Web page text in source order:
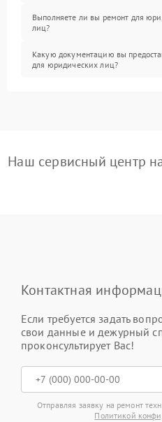
Выполняете ли вы ремонт для
лиц?
Какую документацию вы
для юридических лиц?
Наш сервисный центр
Контактная
Если требуется задать
свои данные и дежурный
проконсультирует Вас!
Отправляя заявку на ремонт
Политикой